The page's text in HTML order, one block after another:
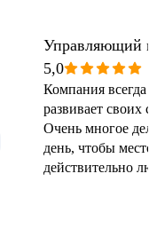
Управляющий
5,0
Компания всегда
развивает своих
Очень многое
день, чтобы
действительно